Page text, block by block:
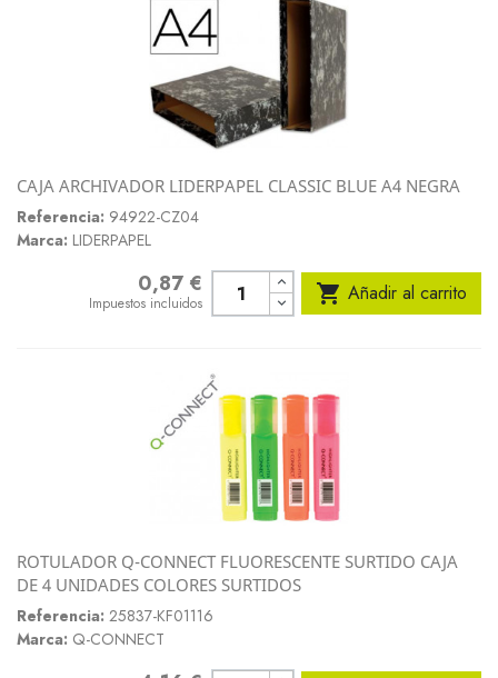
CAJA ARCHIVADOR LIDERPAPEL CLASSIC BLUE A4 NEGRA
Referencia: 94922-CZ04
Marca: LIDERPAPEL
0,87 €
Impuestos incluidos  Añadir al carrito
ROTULADOR Q-CONNECT FLUORESCENTE SURTIDO CAJA
DE 4 UNIDADES COLORES SURTIDOS
Referencia: 25837-KF01116
Marca: Q-CONNECT